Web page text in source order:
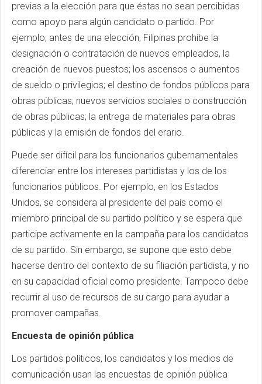
previas a la elección para que éstas no sean percibidas
como apoyo para algún candidato o partido. Por
ejemplo, antes de una elección, Filipinas prohíbe la
designación o contratación de nuevos empleados, la
creación de nuevos puestos; los ascensos o aumentos
de sueldo o privilegios; el destino de fondos públicos para
obras públicas; nuevos servicios sociales o construcción
de obras públicas; la entrega de materiales para obras
públicas y la emisión de fondos del erario.
Puede ser difícil para los funcionarios gubernamentales
diferenciar entre los intereses partidistas y los de los
funcionarios públicos. Por ejemplo, en los Estados
Unidos, se considera al presidente del país como el
miembro principal de su partido político y se espera que
participe activamente en la campaña para los candidatos
de su partido. Sin embargo, se supone que esto debe
hacerse dentro del contexto de su filiación partidista, y no
en su capacidad oficial como presidente. Tampoco debe
recurrir al uso de recursos de su cargo para ayudar a
promover campañas.
Encuesta de opinión pública
Los partidos políticos, los candidatos y los medios de
comunicación usan las encuestas de opinión pública